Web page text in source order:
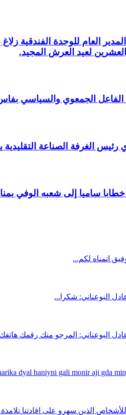
المدير العام للوحدة
لعيد العرش المجيد.
الجمعوي والسياسي بفاس يهنئ صاحب
الغرفة الصناعة التقليدية يهنئ
خطابا ساميا إلى شعبه الوفي
اتمناه لكم...
البوعناني: شكرا...
البوعناني: المرجو منك رقمك
dyal haniyni gali monir aji gda
الذين سهرو على افادتنا تلامذة